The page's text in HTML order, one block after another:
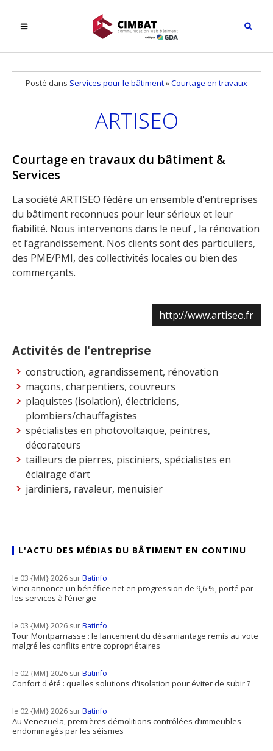
Posté dans Services pour le bâtiment»Courtage en travaux
ARTISEO
Courtage en travaux du bâtiment &
Services
La société ARTISEO fédère un ensemble d'entreprises
du bâtiment reconnues pour leur sérieux et leur
fiabilité. Nous intervenons dans le neuf , la rénovation
et l’agrandissement. Nos clients sont des particuliers,
des PME/PMI, des collectivités locales ou bien des
commerçants.
http://www.artiseo.fr
Activités de l'entreprise
construction, agrandissement, rénovation
maçons, charpentiers, couvreurs
plaquistes (isolation), électriciens,
plombiers/chauffagistes
spécialistes en photovoltaïque, peintres,
décorateurs
tailleurs de pierres, pisciniers, spécialistes en
éclairage d’art
jardiniers, ravaleur, menuisier
L'ACTU DES MÉDIAS DU BÂTIMENT EN CONTINU
le 03 {MM} 2026 surBatinfo
Vinci annonce un bénéfice net en progression de 9,6 %, porté par
les services à l’énergie
le 03 {MM} 2026 surBatinfo
Tour Montparnasse : le lancement du désamiantage remis au vote
malgré les conflits entre copropriétaires
le 02 {MM} 2026 surBatinfo
Confort d'été : quelles solutions d'isolation pour éviter de subir ?
le 02 {MM} 2026 surBatinfo
Au Venezuela, premières démolitions contrôlées d’immeubles
endommagés par les séismes